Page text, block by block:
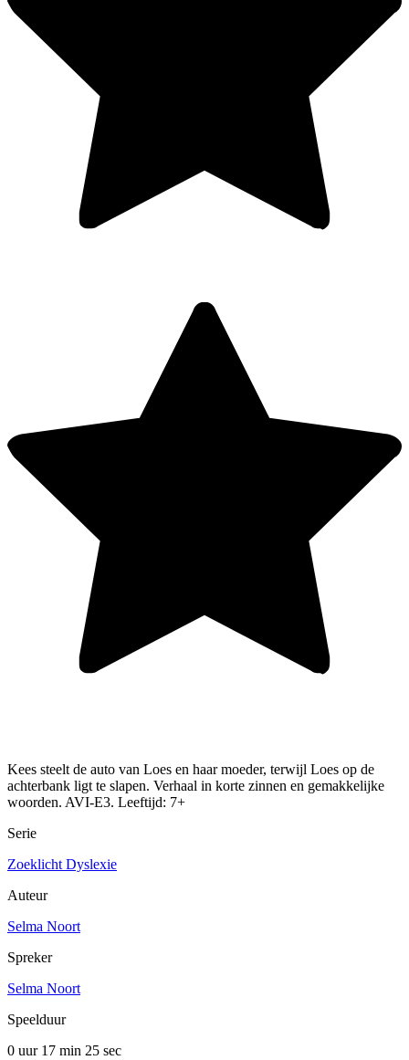
Kees steelt de auto van Loes en haar moeder, terwijl Loes op de
achterbank ligt te slapen. Verhaal in korte zinnen en gemakkelijke
woorden. AVI-E3. Leeftijd: 7+
Serie
Zoeklicht Dyslexie
Auteur
Selma Noort
Spreker
Selma Noort
Speelduur
0 uur 17 min 25 sec